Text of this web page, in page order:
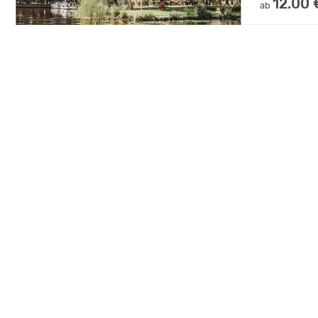
ab 12.00